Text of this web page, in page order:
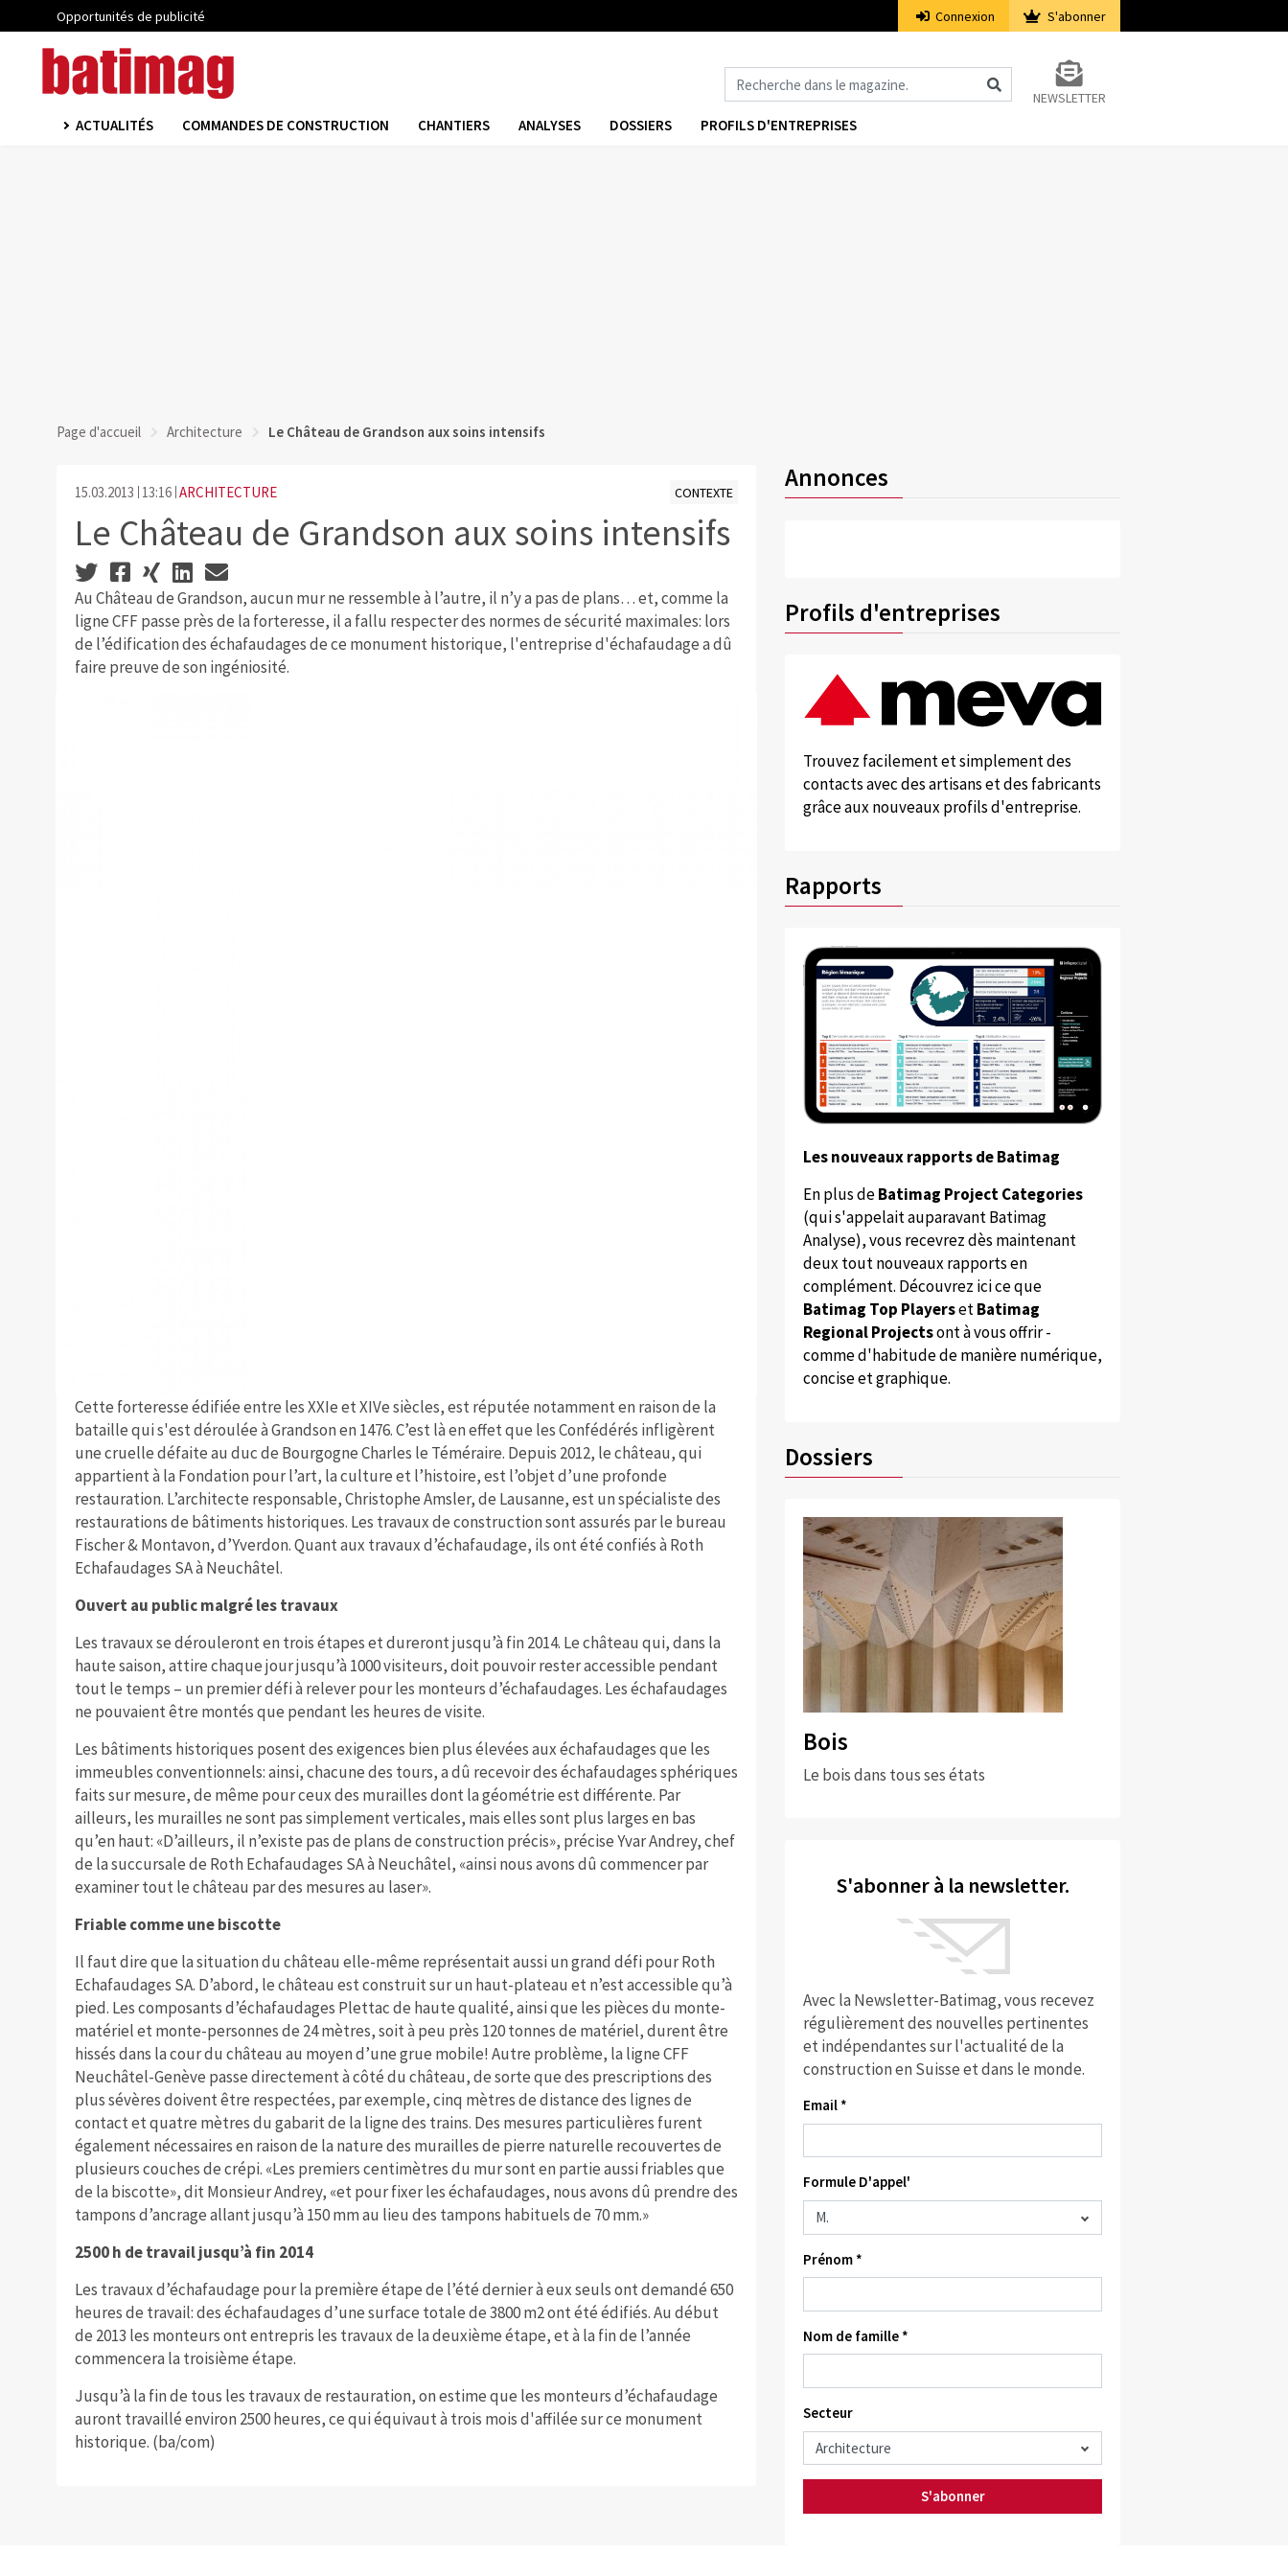
Opportunités de publicité Connexion S'abonner
NEWSLETTER
ACTUALITÉS COMMANDES DE CONSTRUCTION CHANTIERS ANALYSES DOSSIERS PROFILS D'ENTREPRISES
Page d'accueil Architecture Le Château de Grandson aux soins intensifs
15.03.2013 13:16 ARCHITECTURE CONTEXTE
Le Château de Grandson aux soins intensifs
Au Château de Grandson, aucun mur ne ressemble à l’autre, il n’y a pas de plans… et, comme la
ligne CFF passe près de la forteresse, il a fallu respecter des normes de sécurité maximales: lors
de l’édification des échafaudages de ce monument historique, l'entreprise d'échafaudage a dû
faire preuve de son ingéniosité.
Cette forteresse édifiée entre les XXIe et XIVe siècles, est réputée notamment en raison de la
bataille qui s'est déroulée à Grandson en 1476. C’est là en effet que les Confédérés infligèrent
une cruelle défaite au duc de Bourgogne Charles le Téméraire. Depuis 2012, le château, qui
appartient à la Fondation pour l’art, la culture et l’histoire, est l’objet d’une profonde
restauration. L’architecte responsable, Christophe Amsler, de Lausanne, est un spécialiste des
restaurations de bâtiments historiques. Les travaux de construction sont assurés par le bureau
Fischer & Montavon, d’Yverdon. Quant aux travaux d’échafaudage, ils ont été confiés à Roth
Echafaudages SA à Neuchâtel.
Ouvert au public malgré les travaux
Les travaux se dérouleront en trois étapes et dureront jusqu’à fin 2014. Le château qui, dans la
haute saison, attire chaque jour jusqu’à 1000 visiteurs, doit pouvoir rester accessible pendant
tout le temps – un premier défi à relever pour les monteurs d’échafaudages. Les échafaudages
ne pouvaient être montés que pendant les heures de visite.
Les bâtiments historiques posent des exigences bien plus élevées aux échafaudages que les
immeubles conventionnels: ainsi, chacune des tours, a dû recevoir des échafaudages sphériques
faits sur mesure, de même pour ceux des murailles dont la géométrie est différente. Par
ailleurs, les murailles ne sont pas simplement verticales, mais elles sont plus larges en bas
qu’en haut: «D’ailleurs, il n’existe pas de plans de construction précis», précise Yvar Andrey, chef
de la succursale de Roth Echafaudages SA à Neuchâtel, «ainsi nous avons dû commencer par
examiner tout le château par des mesures au laser».
Friable comme une biscotte
Il faut dire que la situation du château elle-même représentait aussi un grand défi pour Roth
Echafaudages SA. D’abord, le château est construit sur un haut-plateau et n’est accessible qu’à
pied. Les composants d’échafaudages Plettac de haute qualité, ainsi que les pièces du monte-
matériel et monte-personnes de 24 mètres, soit à peu près 120 tonnes de matériel, durent être
hissés dans la cour du château au moyen d’une grue mobile! Autre problème, la ligne CFF
Neuchâtel-Genève passe directement à côté du château, de sorte que des prescriptions des
plus sévères doivent être respectées, par exemple, cinq mètres de distance des lignes de
contact et quatre mètres du gabarit de la ligne des trains. Des mesures particulières furent
également nécessaires en raison de la nature des murailles de pierre naturelle recouvertes de
plusieurs couches de crépi. «Les premiers centimètres du mur sont en partie aussi friables que
de la biscotte», dit Monsieur Andrey, «et pour fixer les échafaudages, nous avons dû prendre des
tampons d’ancrage allant jusqu’à 150 mm au lieu des tampons habituels de 70 mm.»
2500 h de travail jusqu’à fin 2014
Les travaux d’échafaudage pour la première étape de l’été dernier à eux seuls ont demandé 650
heures de travail: des échafaudages d’une surface totale de 3800 m2 ont été édifiés. Au début
de 2013 les monteurs ont entrepris les travaux de la deuxième étape, et à la fin de l’année
commencera la troisième étape.
Jusqu’à la fin de tous les travaux de restauration, on estime que les monteurs d’échafaudage
auront travaillé environ 2500 heures, ce qui équivaut à trois mois d'affilée sur ce monument
historique. (ba/com)
Annonces
Profils d'entreprises
Trouvez facilement et simplement des
contacts avec des artisans et des fabricants
grâce aux nouveaux profils d'entreprise.
Rapports
Les nouveaux rapports de Batimag
En plus deBatimag Project Categories
(qui s'appelait auparavant Batimag
Analyse), vous recevrez dès maintenant
deux tout nouveaux rapports en
complément. Découvrez ici ce que
Batimag Top PlayersetBatimag
Regional Projectsont à vous offrir -
comme d'habitude de manière numérique,
concise et graphique.
Dossiers
Bois
Le bois dans tous ses états
S'abonner à la newsletter.
Avec la Newsletter-Batimag, vous recevez
régulièrement des nouvelles pertinentes
et indépendantes sur l'actualité de la
construction en Suisse et dans le monde.
Email *
Formule D'appel'
Prénom *
Nom de famille *
Secteur
S'abonner